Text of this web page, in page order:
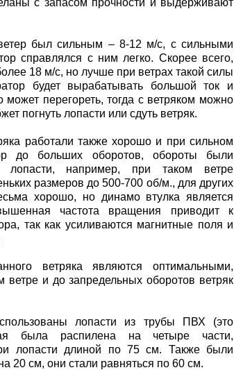
с запасом прочности и выдерживают
был сильным – 8-12 м/с, с сильными
справлялся с ним легко. Скорее всего,
18 м/с, но лучше при ветрах такой силы
будет вырабатывать большой ток и
может перегореть, тогда с ветряком можно
погнуть лопасти или сдуть ветряк.
работали также хорошо и при сильном
до больших оборотов, обороты были
например, при таком ветре
размеров до 500-700 об/м., для других
хорошо, но динамо втулка является
частота вращения приводит к
так как усиливаются магнитные поля и
ветряка являются оптимальными,
ветре и до запредельных оборотов ветряк
лопасти из трубы ПВХ (это
была распилена на четыре части,
лопасти длиной по 75 см. Также были
20 см, они стали равняться по 60 см.